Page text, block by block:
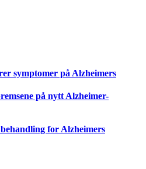
symptomer på Alzheimers
på nytt Alzheimer-
behandling for Alzheimers